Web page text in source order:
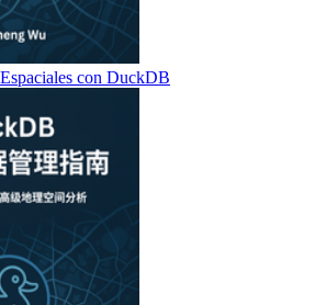
con DuckDB